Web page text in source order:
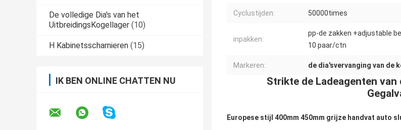
De volledige Dia's van het
UitbreidingsKogellager (10)
H Kabinetsscharnieren (15)
IK BEN ONLINE CHATTEN NU
Cyclustijden: 50000times
inpakken:
pp-de zakken +adjustable
10 paar/ctn
Markeren: de dia'svervanging van de
Strikte de Ladeagenten
Europese stijl 400mm 450mm grijze handvat auto